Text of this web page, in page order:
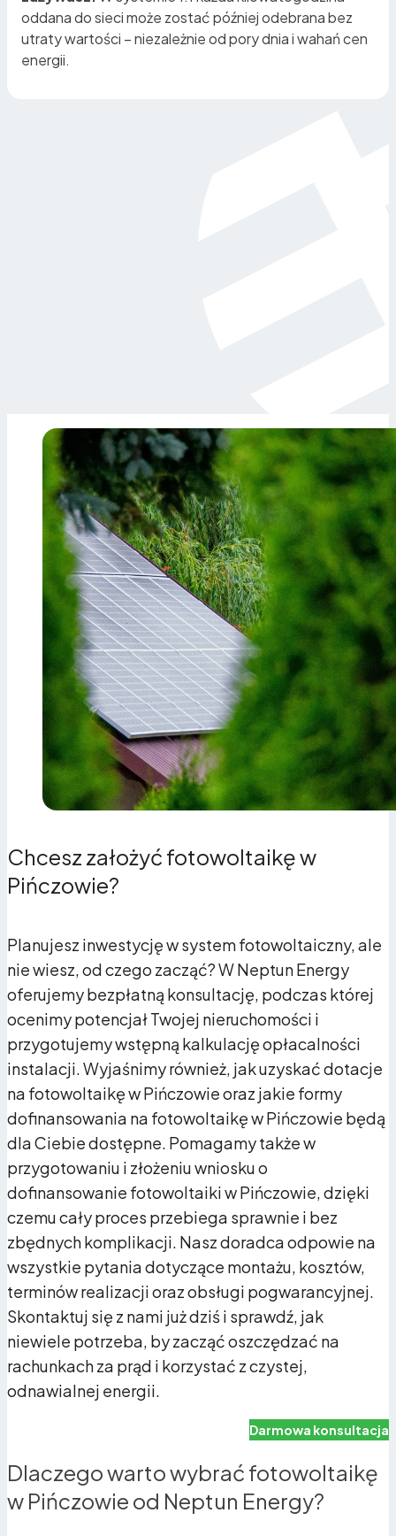
oddana do sieci może zostać później odebrana bez
utraty wartości – niezależnie od pory dnia i wahań cen
energii.
Chcesz założyć fotowoltaikę w
Pińczowie?
Planujesz inwestycję w system fotowoltaiczny, ale
nie wiesz, od czego zacząć? W Neptun Energy
oferujemy bezpłatną konsultację, podczas której
ocenimy potencjał Twojej nieruchomości i
przygotujemy wstępną kalkulację opłacalności
instalacji. Wyjaśnimy również, jak uzyskać dotacje
na fotowoltaikę w Pińczowie oraz jakie formy
dofinansowania na fotowoltaikę w Pińczowie będą
dla Ciebie dostępne. Pomagamy także w
przygotowaniu i złożeniu wniosku o
dofinansowanie fotowoltaiki w Pińczowie, dzięki
czemu cały proces przebiega sprawnie i bez
zbędnych komplikacji. Nasz doradca odpowie na
wszystkie pytania dotyczące montażu, kosztów,
terminów realizacji oraz obsługi pogwarancyjnej.
Skontaktuj się z nami już dziś i sprawdź, jak
niewiele potrzeba, by zacząć oszczędzać na
rachunkach za prąd i korzystać z czystej,
odnawialnej energii.
Darmowa konsultacja
Dlaczego warto wybrać fotowoltaikę
w Pińczowie od Neptun Energy?